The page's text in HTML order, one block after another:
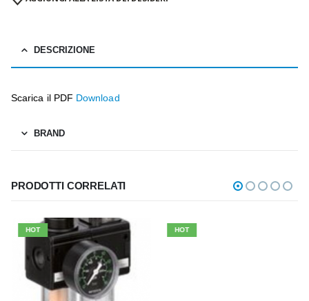
DESCRIZIONE
Scarica il PDF Download
BRAND
PRODOTTI CORRELATI
HOT HOT